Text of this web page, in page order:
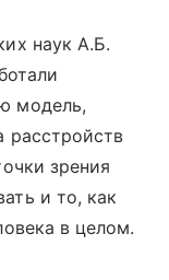
наук А.Б.
модель,
расстройств
зрения
и то, как
в целом.